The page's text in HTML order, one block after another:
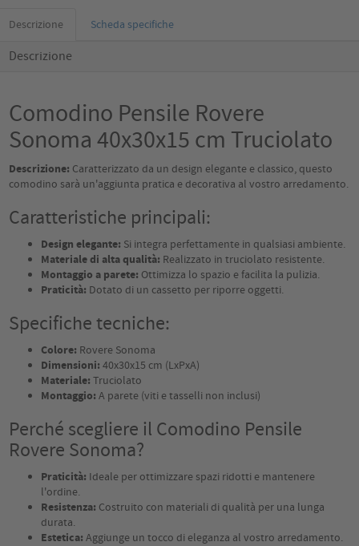
Descrizione Scheda specifiche
Descrizione
Comodino Pensile Rovere
Sonoma 40x30x15 cm Truciolato
Descrizione: Caratterizzato da un design elegante e classico, questo
comodino sarà un'aggiunta pratica e decorativa al vostro arredamento.
Caratteristiche principali:
Design elegante: Si integra perfettamente in qualsiasi ambiente.
Materiale di alta qualità: Realizzato in truciolato resistente.
Montaggio a parete: Ottimizza lo spazio e facilita la pulizia.
Praticità: Dotato di un cassetto per riporre oggetti.
Specifiche tecniche:
Colore: Rovere Sonoma
Dimensioni: 40x30x15 cm (LxPxA)
Materiale: Truciolato
Montaggio: A parete (viti e tasselli non inclusi)
Perché scegliere il Comodino Pensile
Rovere Sonoma?
Praticità: Ideale per ottimizzare spazi ridotti e mantenere
l'ordine.
Resistenza: Costruito con materiali di qualità per una lunga
durata.
Estetica: Aggiunge un tocco di eleganza al vostro arredamento.